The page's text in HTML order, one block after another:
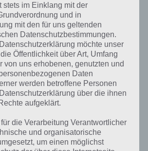
zur Lösung Faul
das tägliche Rätsel am 18.3.2020 in 4 Bilder 1
hat dieses eigentlich und was gibt es
das Wort auch zu Irland? Zu bestimmten
wir daher auch immer eine kurze
heißt es einfach nur, wenn es einen
zu arbeiten oder allgemein etwas zu
betrifft die Fäulnis. Beide
näher beleuchtet werden.
stets im Einklang mit der
und in
mit den für uns geltenden
Datenschutzbestimmungen.
möchte unser
Öffentlichkeit über Art, Umfang
von uns erhobenen, genutzten und
Daten
werden betroffene Personen
über die ihnen
aufgeklärt.
die Verarbeitung Verantwortlicher
und organisatorische
um einen möglichst